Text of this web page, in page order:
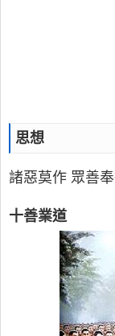
思想
諸惡莫作 眾善
十善業道